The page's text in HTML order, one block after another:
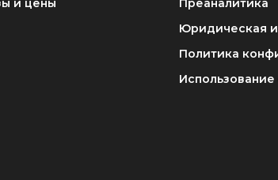
и цены
Преаналитика
Юридическая
Политика